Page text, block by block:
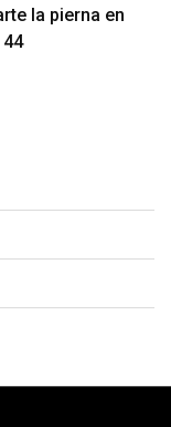
la pierna en